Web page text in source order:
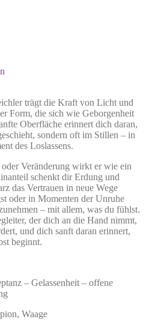
trägt die Kraft von Licht und
Form, die sich wie Geborgenheit
Oberfläche erinnert dich daran,
sondern oft im Stillen – in
des Loslassens.
Veränderung wirkt er wie ein
schenkt dir Erdung und
das Vertrauen in neue Wege
oder in Momenten der Unruhe
– mit allem, was du fühlst.
der dich an die Hand nimmt,
und dich sanft daran erinnert,
beginnt.
– Gelassenheit – offene
Waage